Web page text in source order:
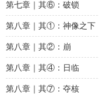
第七章｜其⑥：破锁
第八章｜其①：神像之下
第八章｜其②：崩
第八章｜其④：日临
第八章｜其⑦：夺核